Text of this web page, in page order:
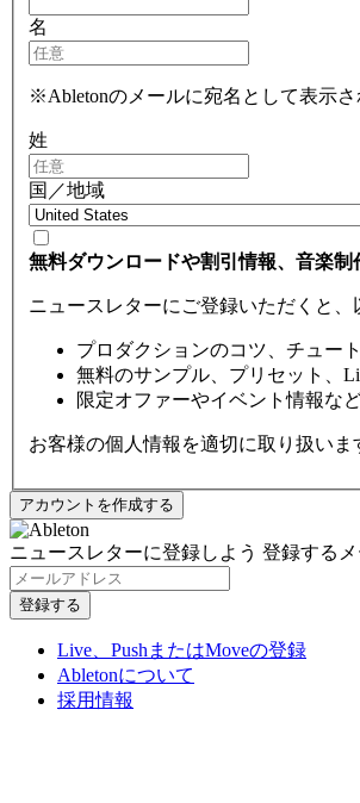
名
※Abletonのメールに宛名として表示さ
姓
国／地域
無料ダウンロードや割引情報、音楽制
ニュースレターにご登録いただくと
プロダクションのコツ、チュー
無料のサンプル、プリセット、
限定オファーやイベント情報な
お客様の個人情報を適切に取り扱い
ニュースレターに登録しよう 登録する
Live、PushまたはMoveの登録
Abletonについて
採用情報